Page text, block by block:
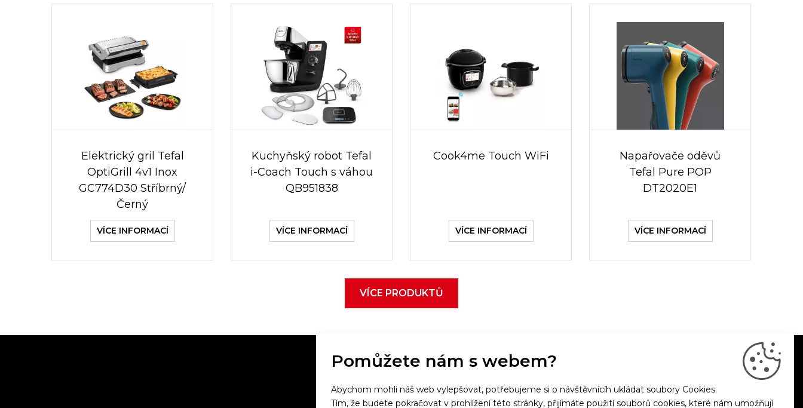
Elektrický gril Tefal
OptiGrill 4v1 Inox
GC774D30 Stříbrný/
Černý
VÍCE INFORMACÍ
Kuchyňský robot Tefal
i-Coach Touch s váhou
QB951838
VÍCE INFORMACÍ
Cook4me Touch WiFi
VÍCE INFORMACÍ
Napařovače oděvů
Tefal Pure POP
DT2020E1
VÍCE INFORMACÍ
VÍCE PRODUKTŮ
Večeříme společně
Pomůžete nám s webem?
Abychom mohli náš web vylepšovat, potřebujeme si o návštěvnícíh ukládat soubory Cookies.
Tím, že budete pokračovat v prohlížení této stránky, přijímáte použití souborů cookies, které nám umožňují